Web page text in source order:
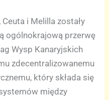
i Melilla zostały
ogólnokrajową przerwę
Wysp Kanaryjskich
zdecentralizowanemu
który składa się
między